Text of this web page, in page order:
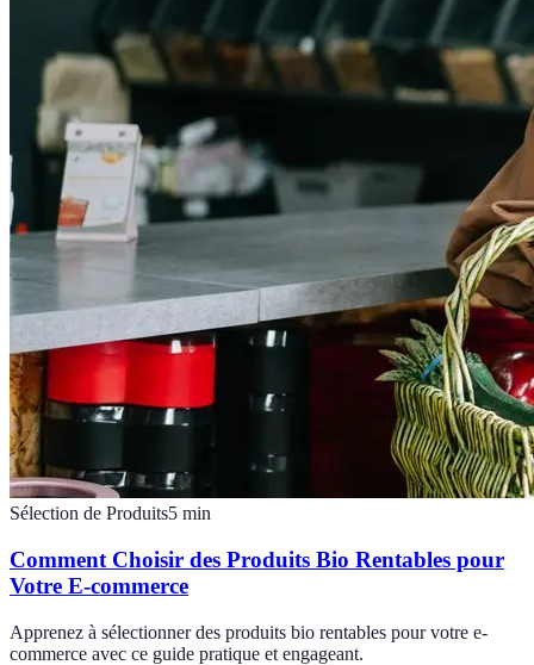
Sélection de Produits5 min
Comment Choisir des Produits Bio Rentables pour
Votre E-commerce
Apprenez à sélectionner des produits bio rentables pour votre e-
commerce avec ce guide pratique et engageant.